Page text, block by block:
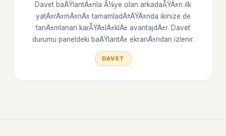
Davet baÄŸlantÄ±nla Ã¼ye olan arkadaÅŸÄ±n ilk
yatÄ±rÄ±mÄ±nÄ± tamamladÄ±ÄŸÄ±nda ikinize de
tanÄ±mlanan karÅŸÄ±lÄ±klÄ± avantajdÄ±r. Davet
durumu paneldeki baÄŸlantÄ± ekranÄ±ndan izlenir.
DAVET